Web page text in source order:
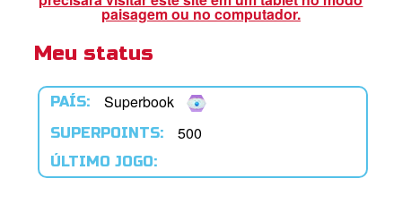
Idioma
paisagem ou no computador.
Meu status
PAÍS: Superbook
SUPERPOINTS: 500
ÚLTIMO JOGO: